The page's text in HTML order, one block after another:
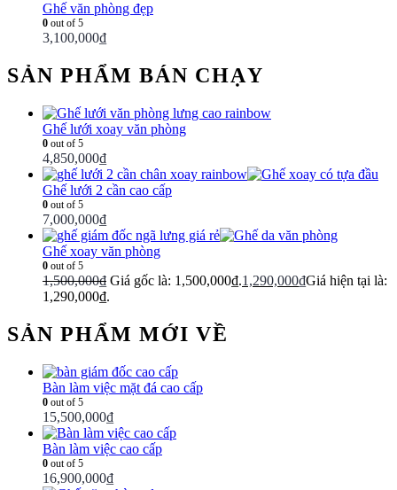
Ghế văn phòng đẹp
0 out of 5
3,100,000₫
SẢN PHẨM BÁN CHẠY
Ghế lưới xoay văn phòng
0 out of 5
4,850,000₫
Ghế lưới 2 cần cao cấp
0 out of 5
7,000,000₫
Ghế xoay văn phòng
0 out of 5
1,500,000₫ Giá gốc là: 1,500,000₫.1,290,000₫Giá hiện tại là:
1,290,000₫.
SẢN PHẨM MỚI VỀ
Bàn làm việc mặt đá cao cấp
0 out of 5
15,500,000₫
Bàn làm việc cao cấp
0 out of 5
16,900,000₫